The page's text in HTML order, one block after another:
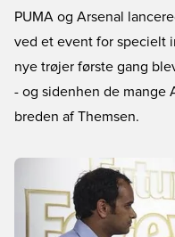
PUMA og Arsenal
ved et event for specielt
nye trøjer første gang
- og sidenhen de mange
breden af Themsen.